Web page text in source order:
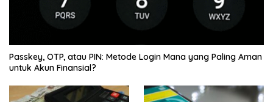
Passkey, OTP, atau PIN: Metode Login Mana yang Paling Aman
untuk Akun Finansial?